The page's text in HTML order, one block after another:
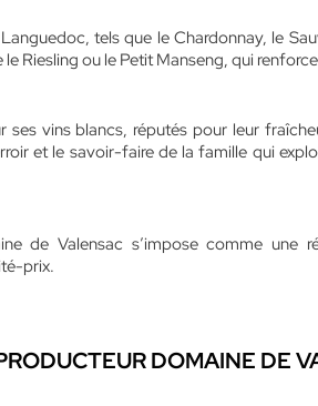
tels que le Chardonnay, le
Riesling ou le Petit Manseng, qui
vins blancs, réputés pour leur
et le savoir-faire de la famille qui
de Valensac s’impose comme une
prix.
DOMAINE DE